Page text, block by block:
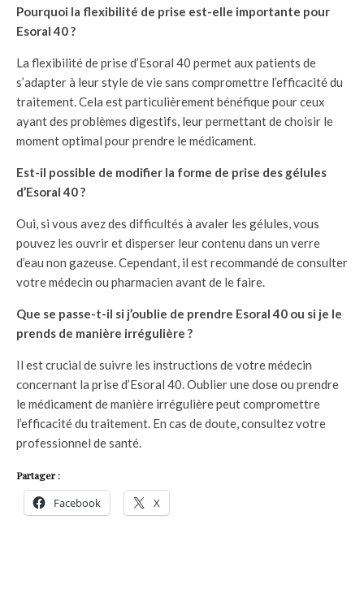
Pourquoi la flexibilité de prise est-elle importante pour
Esoral 40 ?
La flexibilité de prise d’Esoral 40 permet aux patients de
s’adapter à leur style de vie sans compromettre l’efficacité du
traitement. Cela est particulièrement bénéfique pour ceux
ayant des problèmes digestifs, leur permettant de choisir le
moment optimal pour prendre le médicament.
Est-il possible de modifier la forme de prise des gélules
d’Esoral 40 ?
Oui, si vous avez des difficultés à avaler les gélules, vous
pouvez les ouvrir et disperser leur contenu dans un verre
d’eau non gazeuse. Cependant, il est recommandé de consulter
votre médecin ou pharmacien avant de le faire.
Que se passe-t-il si j’oublie de prendre Esoral 40 ou si je le
prends de manière irrégulière ?
Il est crucial de suivre les instructions de votre médecin
concernant la prise d’Esoral 40. Oublier une dose ou prendre
le médicament de manière irrégulière peut compromettre
l’efficacité du traitement. En cas de doute, consultez votre
professionnel de santé.
Partager :
Facebook X